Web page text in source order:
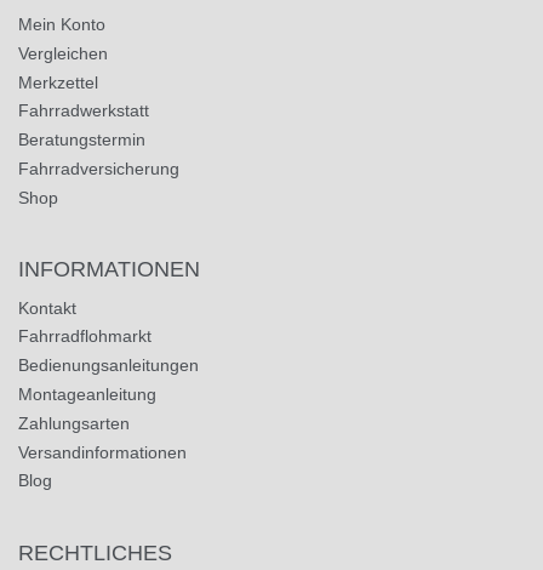
Mein Konto
Vergleichen
Merkzettel
Fahrradwerkstatt
Beratungstermin
Fahrradversicherung
Shop
INFORMATIONEN
Kontakt
Fahrradflohmarkt
Bedienungsanleitungen
Montageanleitung
Zahlungsarten
Versandinformationen
Blog
RECHTLICHES